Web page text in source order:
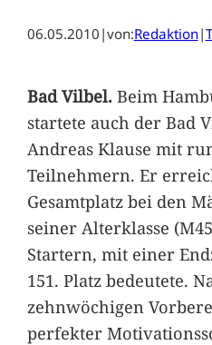
06.05.2010 |von:Redaktion|
Bad Vilbel.Beim
startete auch der Bad
Andreas Klause mit
Teilnehmern. Er
Gesamtplatz bei den
seiner Alterklasse
Startern, mit einer
151. Platz bedeutete.
zehnwöchigen
perfekter